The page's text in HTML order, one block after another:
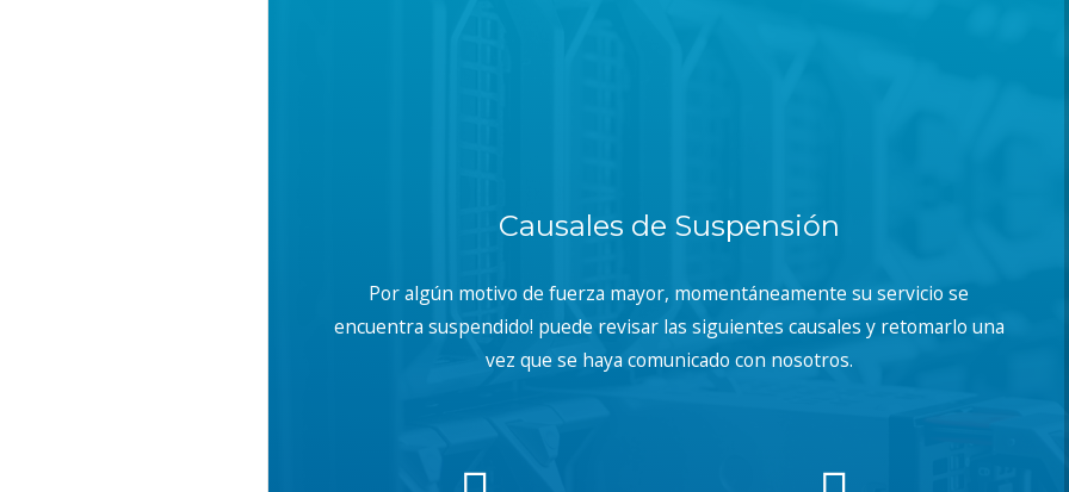
Causales de Suspensión
Por algún motivo de fuerza mayor, momentáneamente su servicio se
encuentra suspendido! puede revisar las siguientes causales y retomarlo una
vez que se haya comunicado con nosotros.